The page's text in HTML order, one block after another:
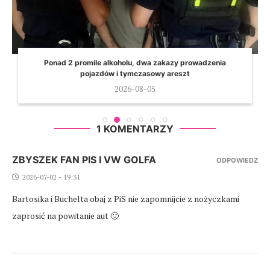
Ponad 2 promile alkoholu, dwa zakazy prowadzenia
pojazdów i tymczasowy areszt
2026-08-05
1 KOMENTARZY
ZBYSZEK FAN PIS I VW GOLFA
2026-07-02 - 19:31
Bartosika i Buchelta obaj z PiS nie zapomnijcie z nożyczkami
zaprosić na powitanie aut 🙂
ODPOWIEDZ